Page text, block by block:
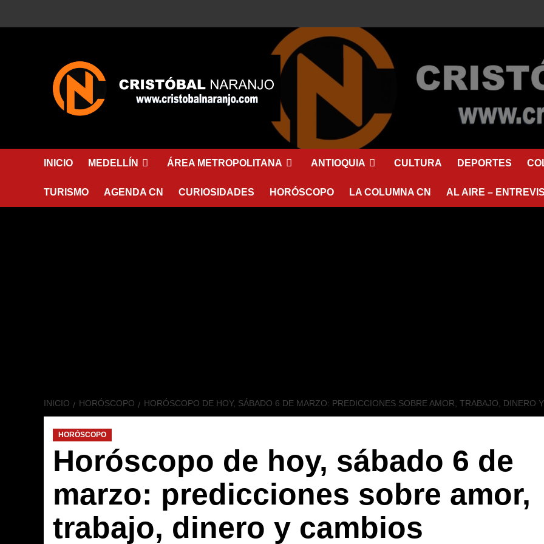
INICIO MEDELLÍN ÁREA METROPOLITANA ANTIOQUIA CULTURA DEPORTES
TURISMO AGENDA CN CURIOSIDADES HORÓSCOPO LA COLUMNA CN AL AIRE –
INICIO HORÓSCOPO HORÓSCOPO DE HOY, SÁBADO 6 DE MARZO: PREDICCIONES SOBRE AMOR, TRABAJO, DINERO
HORÓSCOPO
Horóscopo de hoy, sábado 6 de
marzo: predicciones sobre amor,
trabajo, dinero y cambios